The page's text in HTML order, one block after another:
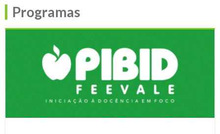
Programas